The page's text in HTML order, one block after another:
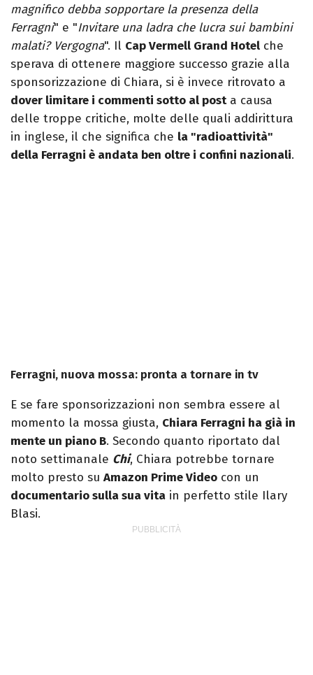
magnifico debba sopportare la presenza della
Ferragni" e "Invitare una ladra che lucra sui bambini
malati? Vergogna". Il Cap Vermell Grand Hotel che
sperava di ottenere maggiore successo grazie alla
sponsorizzazione di Chiara, si è invece ritrovato a
dover limitare i commenti sotto al posta causa
delle troppe critiche, molte delle quali addirittura
in inglese, il che significa che la "radioattività"
della Ferragni è andata ben oltre i confini nazionali.
Ferragni, nuova mossa: pronta a tornare in tv
E se fare sponsorizzazioni non sembra essere al
momento la mossa giusta, Chiara Ferragni ha già in
mente un piano B. Secondo quanto riportato dal
noto settimanale Chi, Chiara potrebbe tornare
molto presto su Amazon Prime Video con un
documentario sulla sua vita in perfetto stile Ilary
Blasi.